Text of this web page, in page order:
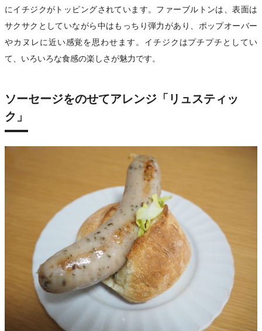
にイチジクがトッピングされています。ファーブルトンは、表面は
サクサクとしていながら中はもっちり弾力があり、ポップオーバー
やカヌレに近い感覚を思わせます。イチジクはプチプチとしてい
て、いろいろな食感の楽しさが魅力です。
ソーセージをのせてアレンジ「リュスティッ
ク」